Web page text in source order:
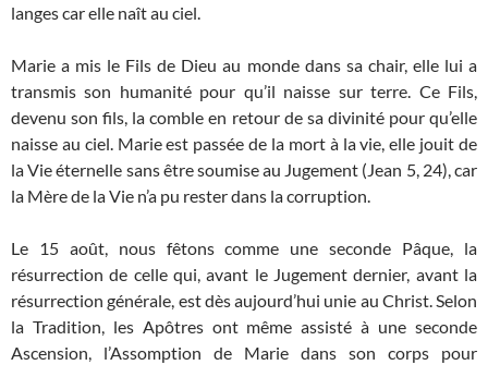
langes car elle naît au ciel.
Marie a mis le Fils de Dieu au monde dans sa chair, elle lui a
transmis son humanité pour qu’il naisse sur terre. Ce Fils,
devenu son fils, la comble en retour de sa divinité pour qu’elle
naisse au ciel. Marie est passée de la mort à la vie, elle jouit de
la Vie éternelle sans être soumise au Jugement (Jean 5, 24), car
la Mère de la Vie n’a pu rester dans la corruption.
Le 15 août, nous fêtons comme une seconde Pâque, la
résurrection de celle qui, avant le Jugement dernier, avant la
résurrection générale, est dès aujourd’hui unie au Christ. Selon
la Tradition, les Apôtres ont même assisté à une seconde
Ascension, l’Assomption de Marie dans son corps pour